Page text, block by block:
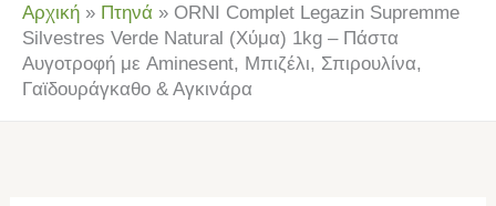
Αρχική » Πτηνά » ORNI Complet Legazin Supremme
Silvestres Verde Natural (Χύμα) 1kg – Πάστα
Αυγοτροφή με Aminesent, Μπιζέλι, Σπιρουλίνα,
Γαϊδουράγκαθο & Αγκινάρα
Aminesent,
Μπιζέλι,
Σπιρουλίνα,
Γαϊδουράγκαθο